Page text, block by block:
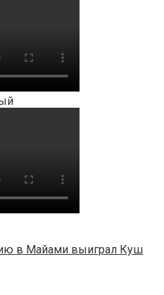
в Майами выиграл Куш